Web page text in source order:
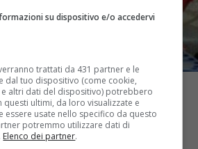
su dispositivo e/o accedervi
trattati da 431 partner e le
dal tuo dispositivo (come cookie,
altri dati del dispositivo) potrebbero
questi ultimi, da loro visualizzate e
essere usate nello specifico da questo
potremmo utilizzare dati di
Elenco dei partner.